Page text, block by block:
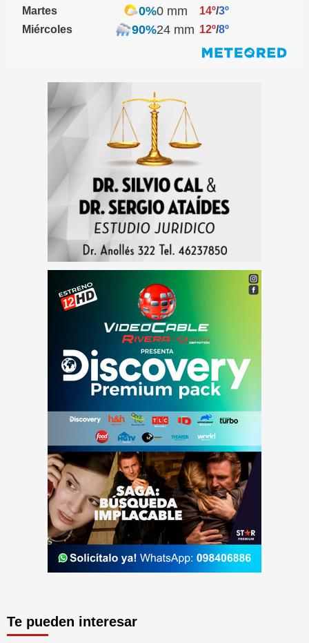
Martes
0%0 mm 14º/3º
Miércoles
90%24 mm 12º/8º
Te pueden interesar